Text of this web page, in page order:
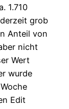
1.710
grob
Anteil von
nicht
Wert
wurde
Edit